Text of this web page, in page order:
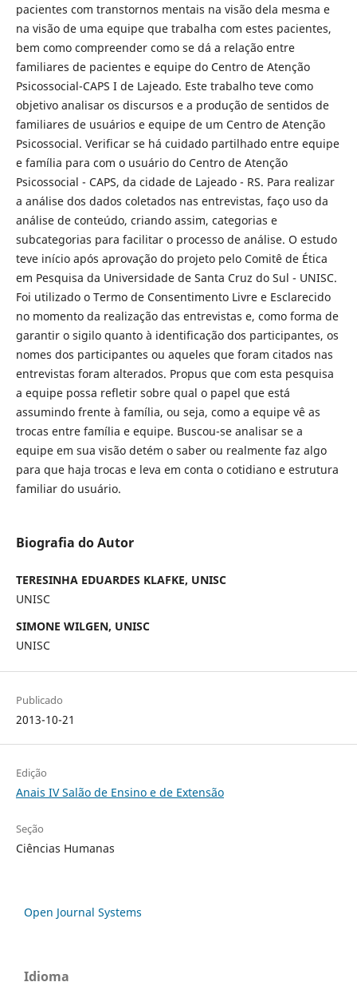
pacientes com transtornos mentais na visão dela mesma e
na visão de uma equipe que trabalha com estes pacientes,
bem como compreender como se dá a relação entre
familiares de pacientes e equipe do Centro de Atenção
Psicossocial-CAPS I de Lajeado. Este trabalho teve como
objetivo analisar os discursos e a produção de sentidos de
familiares de usuários e equipe de um Centro de Atenção
Psicossocial. Verificar se há cuidado partilhado entre equipe
e família para com o usuário do Centro de Atenção
Psicossocial - CAPS, da cidade de Lajeado - RS. Para realizar
a análise dos dados coletados nas entrevistas, faço uso da
análise de conteúdo, criando assim, categorias e
subcategorias para facilitar o processo de análise. O estudo
teve início após aprovação do projeto pelo Comitê de Ética
em Pesquisa da Universidade de Santa Cruz do Sul - UNISC.
Foi utilizado o Termo de Consentimento Livre e Esclarecido
no momento da realização das entrevistas e, como forma de
garantir o sigilo quanto à identificação dos participantes, os
nomes dos participantes ou aqueles que foram citados nas
entrevistas foram alterados. Propus que com esta pesquisa
a equipe possa refletir sobre qual o papel que está
assumindo frente à família, ou seja, como a equipe vê as
trocas entre família e equipe. Buscou-se analisar se a
equipe em sua visão detém o saber ou realmente faz algo
para que haja trocas e leva em conta o cotidiano e estrutura
familiar do usuário.
Biografia do Autor
TERESINHA EDUARDES KLAFKE, UNISC
UNISC
SIMONE WILGEN, UNISC
UNISC
Publicado
2013-10-21
Edição
Anais IV Salão de Ensino e de Extensão
Seção
Ciências Humanas
Open Journal Systems
Idioma